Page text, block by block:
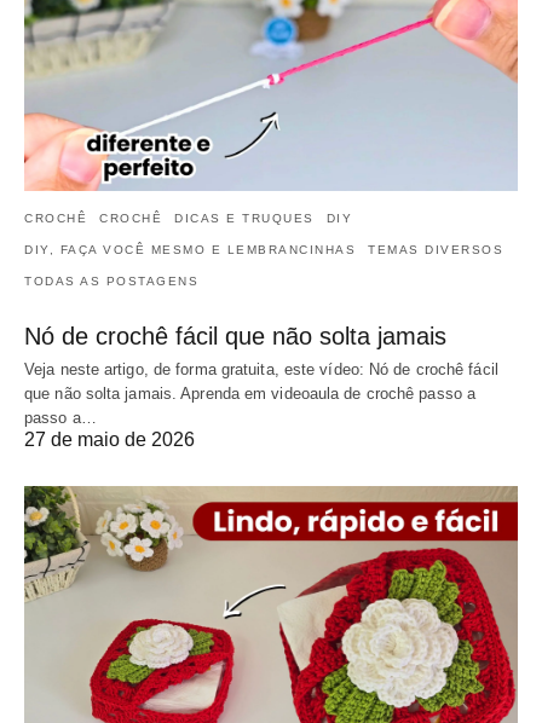
CROCHÊ CROCHÊ DICAS E TRUQUES DIY
DIY, FAÇA VOCÊ MESMO E LEMBRANCINHAS TEMAS DIVERSOS
TODAS AS POSTAGENS
Nó de crochê fácil que não solta jamais
Veja neste artigo, de forma gratuita, este vídeo: Nó de crochê fácil
que não solta jamais. Aprenda em videoaula de crochê passo a
passo a…
27 de maio de 2026